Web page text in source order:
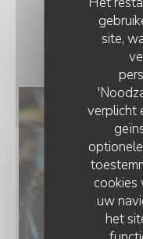
site,
verplicht
cookies
uw
het